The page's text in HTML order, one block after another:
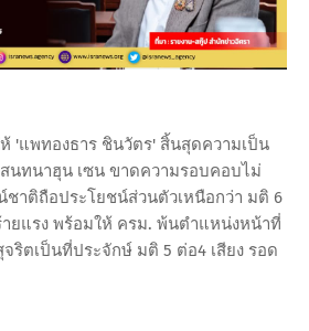
'แพทองธาร ชินวัตร' สิ้นสุดความเป็น
นทนาฮุน เซน ขาดความรอบคอบไม่
าติถือประโยชน์ส่วนตัวเหนือกว่า มติ 6
ายแรง พร้อมให้ ครม. พ้นตำแหน่งหน้าที่
ริตเป็นที่ประจักษ์ มติ 5 ต่อ4 เสียง รอด